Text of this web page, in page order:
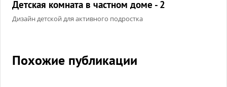
Детская комната в частном доме - 2
Дизайн детской для активного подростка
Похожие публикации